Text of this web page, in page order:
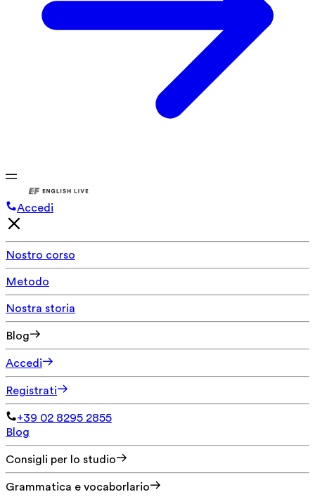
Accedi
Nostro corso
Metodo
Nostra storia
Blog
Accedi
Registrati
+39 02 8295 2855
Blog
Consigli per lo studio
Grammatica e vocaborlario